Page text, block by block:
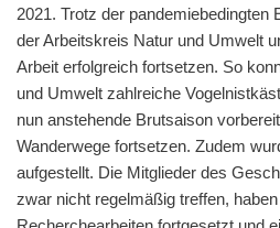
2021. Trotz der pandemiebedingten
der Arbeitskreis Natur und Umwelt
Arbeit erfolgreich fortsetzen. So
und Umwelt zahlreiche
nun anstehende Brutsaison
Wanderwege fortsetzen. Zudem
aufgestellt. Die Mitglieder des
zwar nicht regelmäßig treffen,